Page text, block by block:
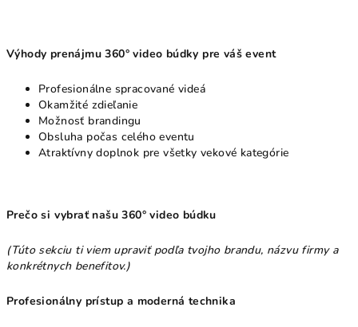
Výhody prenájmu 360° video búdky pre váš event
Profesionálne spracované videá
Okamžité zdieľanie
Možnosť brandingu
Obsluha počas celého eventu
Atraktívny doplnok pre všetky vekové kategórie
Prečo si vybrať našu 360° video búdku
(Túto sekciu ti viem upraviť podľa tvojho brandu, názvu firmy a
konkrétnych benefitov.)
Profesionálny prístup a moderná technika